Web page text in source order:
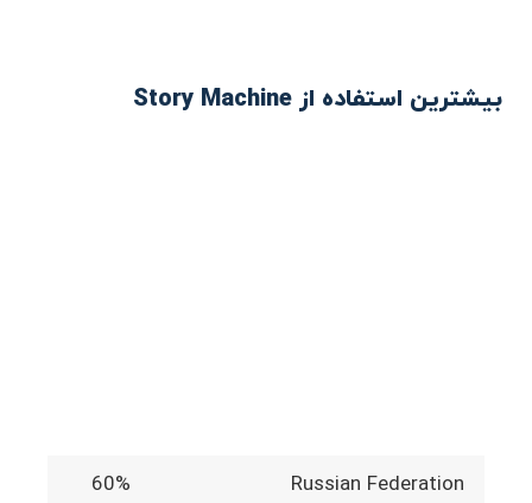
بیشترین استفاده از Story Machine
Russian Federation
60%